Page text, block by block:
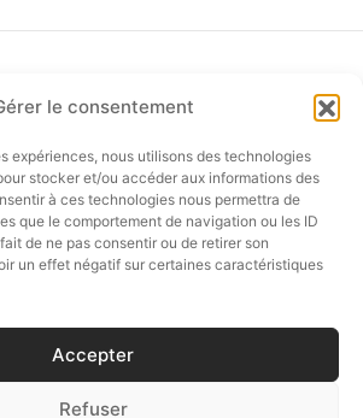
le consentement
expériences, nous utilisons des technologies
stocker et/ou accéder aux informations des
à ces technologies nous permettra de
que le comportement de navigation ou les ID
de ne pas consentir ou de retirer son
un effet négatif sur certaines caractéristiques
Accepter
Refuser
SUIVEZ-NOUS…